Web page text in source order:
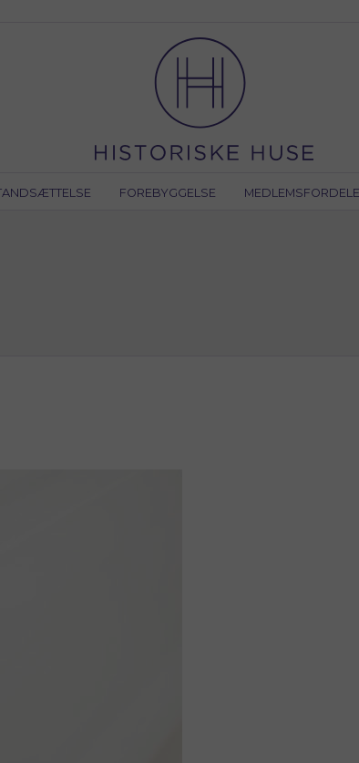
FOREBYGGELSE MEDLEMSFORDELE